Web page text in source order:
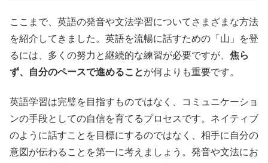
ここまで、英語の発音や文法学習についてさまざまな方法
を紹介してきました。英語を流暢に話すための「山」を登
るには、多くの努力と継続的な練習が必要ですが、 焦ら
ず、自分のペースで進めることが何よりも重要です。
英語学習は完璧を目指すものではなく、コミュニケーショ
ンの手段としての自信を育てるプロセスです。ネイティブ
のように話すことを目標にするのではなく、相手に自分の
意図が伝わることを第一に考えましょう。発音や文法にお